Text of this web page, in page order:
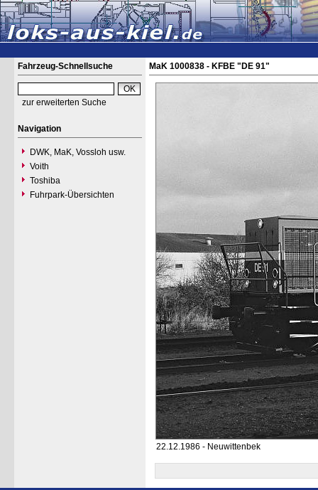
Fahrzeug-Schnellsuche
zur erweiterten Suche
Navigation
DWK, MaK, Vossloh usw.
Voith
Toshiba
Fuhrpark-Übersichten
MaK 1000838 - KFBE "DE 91"
22.12.1986 - Neuwittenbek